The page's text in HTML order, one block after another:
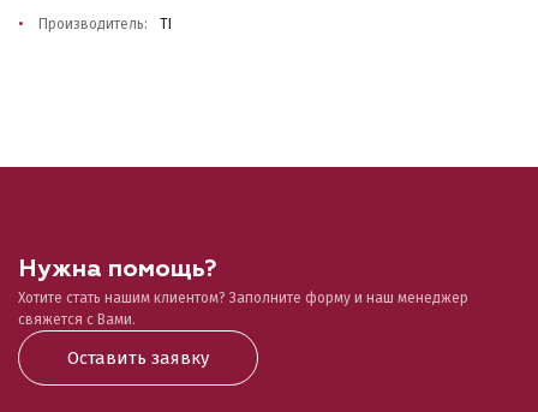
Производитель: TI
Нужна помощь?
Хотите стать нашим клиентом? Заполните форму и наш менеджер
свяжется с Вами.
Оставить заявку